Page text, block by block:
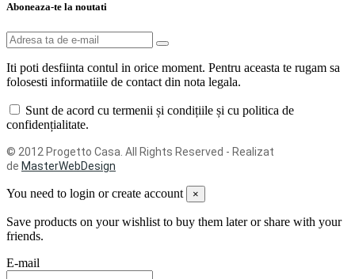
Aboneaza-te la noutati
Iti poti desfiinta contul in orice moment. Pentru aceasta te rugam sa
folosesti informatiile de contact din nota legala.
Sunt de acord cu termenii și condițiile și cu politica de
confidențialitate.
© 2012 Progetto Casa. All Rights Reserved - Realizat
de MasterWebDesign
You need to login or create account ×
Save products on your wishlist to buy them later or share with your
friends.
E-mail